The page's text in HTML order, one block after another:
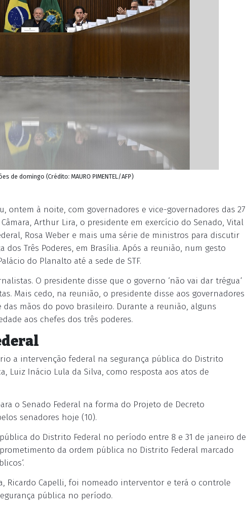
de domingo (Crédito: MAURO PIMENTEL/AFP)
ontem à noite, com governadores e vice-governadores das 27
Arthur Lira, o presidente em exercício do Senado, Vital
Rosa Weber e mais uma série de ministros para discutir
Três Poderes, em Brasília. Após a reunião, num gesto
do Planalto até a sede de STF.
O presidente disse que o governo ‘não vai dar trégua‘
Mais cedo, na reunião, o presidente disse aos governadores
mãos do povo brasileiro. Durante a reunião, alguns
aos chefes dos três poderes.
a intervenção federal na segurança pública do Distrito
Luiz Inácio Lula da Silva, como resposta aos atos de
o Senado Federal na forma do Projeto de Decreto
senadores hoje (10).
do Distrito Federal no período entre 8 e 31 de janeiro de
da ordem pública no Distrito Federal marcado
Ricardo Capelli, foi nomeado interventor e terá o controle
pública no período.